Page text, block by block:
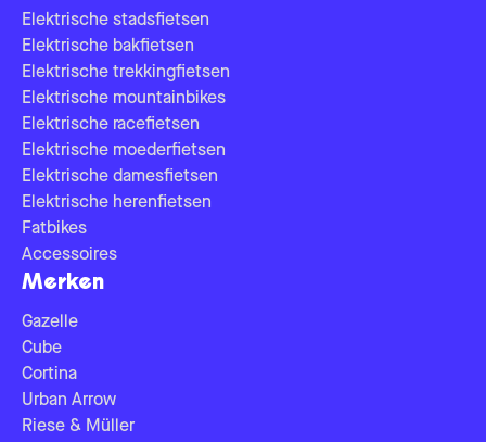
Elektrische stadsfietsen
Elektrische bakfietsen
Elektrische trekkingfietsen
Elektrische mountainbikes
Elektrische racefietsen
Elektrische moederfietsen
Elektrische damesfietsen
Elektrische herenfietsen
Fatbikes
Accessoires
Merken
Gazelle
Cube
Cortina
Urban Arrow
Riese & Müller